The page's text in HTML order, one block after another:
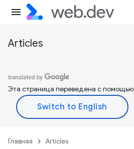
Articles
Эта страница переведена с помощью
Главная Articles